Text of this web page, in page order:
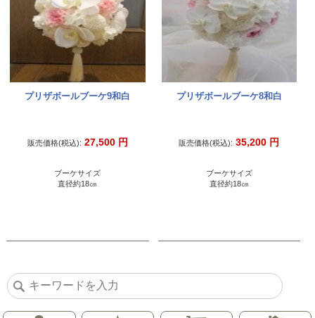
プリザボールブーケ9和白
販売価格(税込): 27,500 円
ブーケサイズ
直径約18㎝
プリザボールブーケ8和白
販売価格(税込): 35,200 円
ブーケサイズ
直径約18㎝